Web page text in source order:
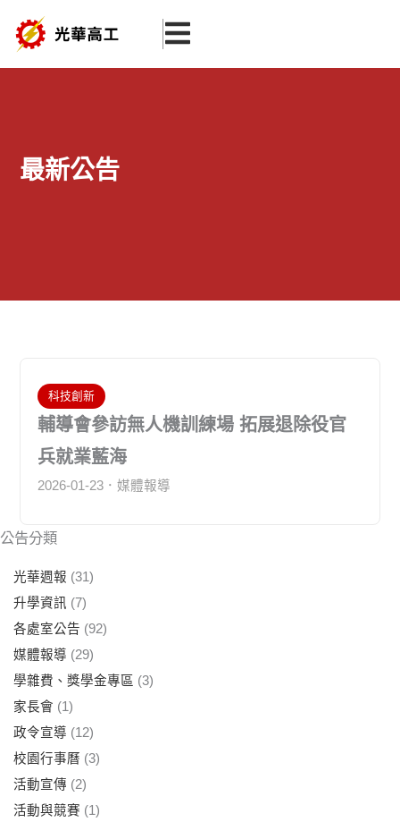
最新公告
科技創新
輔導會參訪無人機訓練場 拓展退除役官
兵就業藍海
2026-01-23 媒體報導
公告分類
光華週報 (31)
升學資訊 (7)
各處室公告 (92)
媒體報導 (29)
學雜費、獎學金專區 (3)
家長會 (1)
政令宣導 (12)
校園行事曆 (3)
活動宣傳 (2)
活動與競賽 (1)